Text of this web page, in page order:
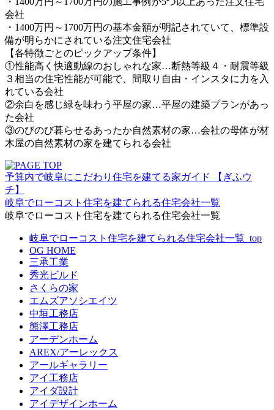
会社
・1400万円～1700万円の基本金額が明記されていて、標準設
備が明らかにされている注文住宅会社
【各特徴ごとのピックアップ条件】
①性能高く快適動線のおしゃれな家…断熱等級４・耐震等級
３相当の住宅性能が可能で、間取り自由・インスタに力を入
れている会社
②余白を感じ緑を味わう平屋の家…平屋の建築プランがあっ
た会社
③のびのび暮らせるあったか自然素材の家…会社の母体が材
木屋の自然素材の家を建てられる会社
予算内で岐阜にこだわり住宅を建てる家ガイド 【ぎふウ
チ】
岐阜でローコスト住宅を建てられる住宅会社一覧
岐阜でローコスト住宅を建てられる住宅会社一覧
岐阜でローコスト住宅を建てられる住宅会社一覧_top
OG HOME
三承工業
秀光ビルド
さくらの家
エムズアソシエイツ
中垣工務店
熊澤工務店
アーデンホーム
AREX/アーレックス
アールギャラリー
アイ工務店
アイダ設計
アイデザインホーム